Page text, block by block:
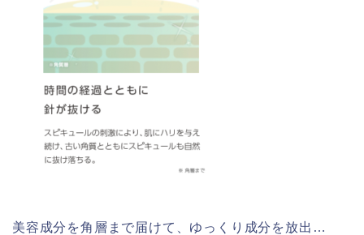
美容成分を角層まで届けて、ゆっくり成分を放出…